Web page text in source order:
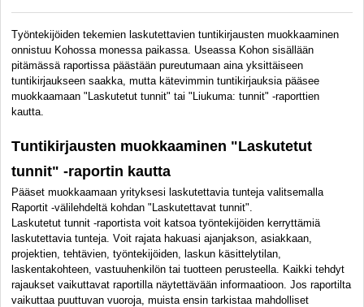
Työntekijöiden tekemien laskutettavien tuntikirjausten muokkaaminen
onnistuu Kohossa monessa paikassa. Useassa Kohon sisällään
pitämässä raportissa päästään pureutumaan aina yksittäiseen
tuntikirjaukseen saakka, mutta kätevimmin tuntikirjauksia pääsee
muokkaamaan "Laskutetut tunnit" tai "Liukuma: tunnit" -raporttien
kautta.
Tuntikirjausten muokkaaminen "Laskutetut
tunnit" -raportin kautta
Pääset muokkaamaan yrityksesi laskutettavia tunteja valitsemalla
Raportit -välilehdeltä kohdan "Laskutettavat tunnit".
Laskutetut tunnit -raportista voit katsoa työntekijöiden kerryttämiä
laskutettavia tunteja. Voit rajata hakuasi ajanjakson, asiakkaan,
projektien, tehtävien, työntekijöiden, laskun käsittelytilan,
laskentakohteen, vastuuhenkilön tai tuotteen perusteella. Kaikki tehdyt
rajaukset vaikuttavat raportilla näytettävään informaatioon. Jos raportilta
vaikuttaa puuttuvan vuoroja, muista ensin tarkistaa mahdolliset